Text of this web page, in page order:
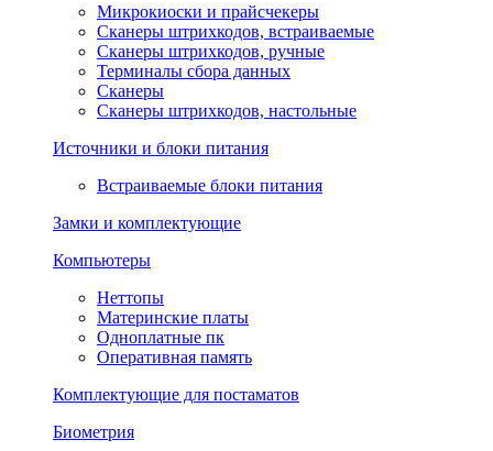
Микрокиоски и прайсчекеры
Сканеры штрихкодов, встраиваемые
Сканеры штрихкодов, ручные
Терминалы сбора данных
Сканеры
Сканеры штрихкодов, настольные
Источники и блоки питания
Встраиваемые блоки питания
Замки и комплектующие
Компьютеры
Неттопы
Материнские платы
Одноплатные пк
Оперативная память
Комплектующие для постаматов
Биометрия